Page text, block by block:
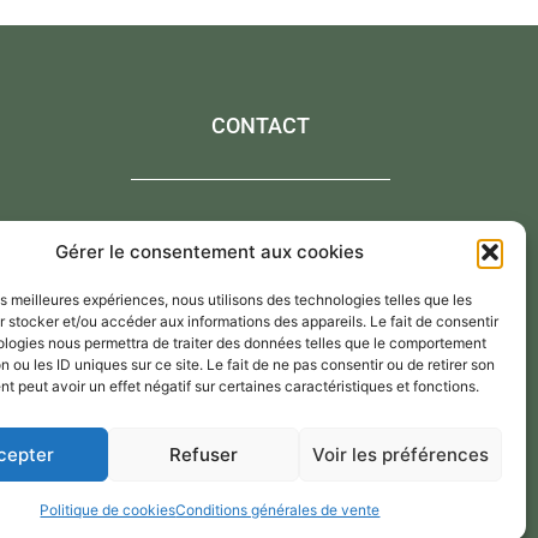
Gérer le consentement aux cookies
meilleures expériences, nous utilisons des technologies telles que les
stocker et/ou accéder aux informations des appareils. Le fait de consentir
nous permettra de traiter des données telles que le comportement
ou les ID uniques sur ce site. Le fait de ne pas consentir ou de retirer son
peut avoir un effet négatif sur certaines caractéristiques et fonctions.
Refuser Voir les préférences
Politique de cookiesConditions générales de vente
CONTACT